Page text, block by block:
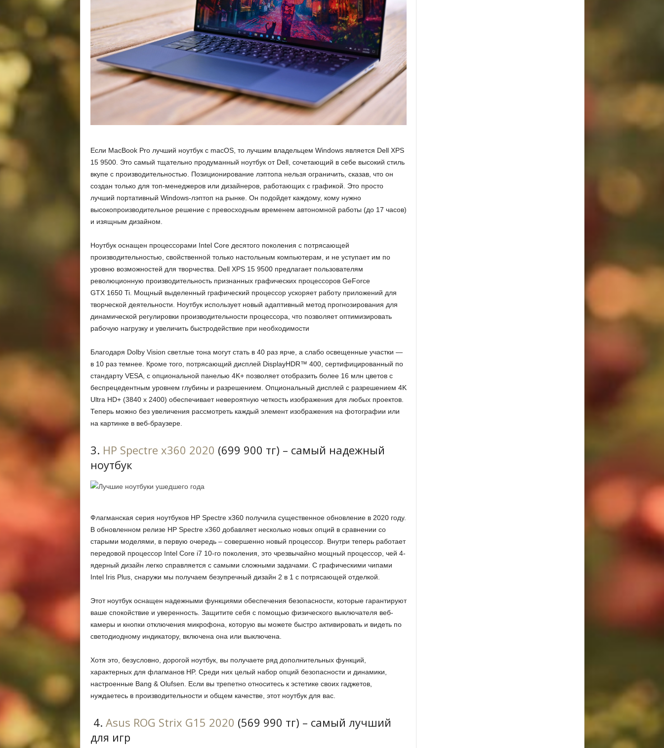
Если MacBook Pro лучший ноутбук с macOS, то лучшим владельцем Windows является Dell XPS
15 9500. Это самый тщательно продуманный ноутбук от Dell, сочетающий в себе высокий стиль
вкупе с производительностью. Позиционирование лэптопа нельзя ограничить, сказав, что он
создан только для топ-менеджеров или дизайнеров, работающих с графикой. Это просто
лучший портативный Windows-лэптоп на рынке. Он подойдет каждому, кому нужно
высокопроизводительное решение с превосходным временем автономной работы (до 17 часов)
и изящным дизайном.
Ноутбук оснащен процессорами Intel Core десятого поколения с потрясающей
производительностью, свойственной только настольным компьютерам, и не уступает им по
уровню возможностей для творчества. Dell XPS 15 9500 предлагает пользователям
революционную производительность признанных графических процессоров GeForce
GTX 1650 Ti. Мощный выделенный графический процессор ускоряет работу приложений для
творческой деятельности. Ноутбук использует новый адаптивный метод прогнозирования для
динамической регулировки производительности процессора, что позволяет оптимизировать
рабочую нагрузку и увеличить быстродействие при необходимости
Благодаря Dolby Vision светлые тона могут стать в 40 раз ярче, а слабо освещенные участки —
в 10 раз темнее. Кроме того, потрясающий дисплей DisplayHDR™ 400, сертифицированный по
стандарту VESA, с опциональной панелью 4K+ позволяет отобразить более 16 млн цветов с
беспрецедентным уровнем глубины и разрешением. Опциональный дисплей с разрешением 4K
Ultra HD+ (3840 x 2400) обеспечивает невероятную четкость изображения для любых проектов.
Теперь можно без увеличения рассмотреть каждый элемент изображения на фотографии или
на картинке в веб-браузере.
3. HP Spectre x360 2020 (699 900 тг) – самый надежный
ноутбук
Флагманская серия ноутбуков HP Spectre x360 получила существенное обновление в 2020 году.
В обновленном релизе HP Spectre x360 добавляет несколько новых опций в сравнении со
старыми моделями, в первую очередь – совершенно новый процессор. Внутри теперь работает
передовой процессор Intel Core i7 10-го поколения, это чрезвычайно мощный процессор, чей 4-
ядерный дизайн легко справляется с самыми сложными задачами. С графическими чипами
Intel Iris Plus, снаружи мы получаем безупречный дизайн 2 в 1 с потрясающей отделкой.
Этот ноутбук оснащен надежными функциями обеспечения безопасности, которые гарантируют
ваше спокойствие и уверенность. Защитите себя с помощью физического выключателя веб-
камеры и кнопки отключения микрофона, которую вы можете быстро активировать и видеть по
светодиодному индикатору, включена она или выключена.
Хотя это, безусловно, дорогой ноутбук, вы получаете ряд дополнительных функций,
характерных для флагманов HP. Среди них целый набор опций безопасности и динамики,
настроенные Bang & Olufsen. Если вы трепетно относитесь к эстетике своих гаджетов,
нуждаетесь в производительности и общем качестве, этот ноутбук для вас.
4. Asus ROG Strix G15 2020 (569 990 тг) – самый лучший
для игр